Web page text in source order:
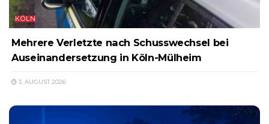
KÖLN
Mehrere Verletzte nach Schusswechsel bei
Auseinandersetzung in Köln-Mülheim
3. AUGUST 2026